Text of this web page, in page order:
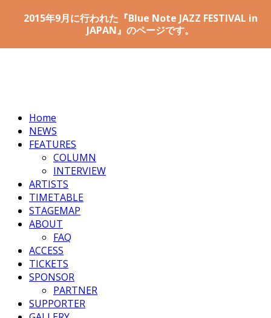
2015年9月に行われた『Blue Note JAZZ FESTIVAL in
JAPAN』のページです。
Home
NEWS
FEATURES
COLUMN
INTERVIEW
ARTISTS
TIMETABLE
STAGEMAP
ABOUT
FAQ
ACCESS
TICKETS
SPONSOR
PARTNER
SUPPORTER